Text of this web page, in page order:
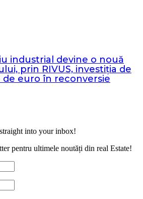
industrial devine o nouă
prin RIVUS, investiția de
de euro în reconversie
into your inbox!
pentru ultimele noutăți din real Estate!